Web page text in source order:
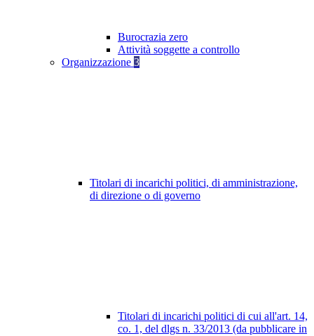
Burocrazia zero
Attività soggette a controllo
Organizzazione 3
Titolari di incarichi politici, di amministrazione,
di direzione o di governo
Titolari di incarichi politici di cui all'art. 14,
co. 1, del dlgs n. 33/2013 (da pubblicare in